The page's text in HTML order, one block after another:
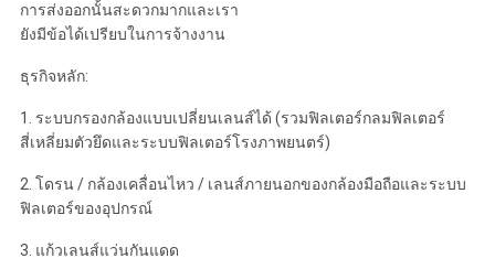
การส่งออกนั้นสะดวกมากและเรา
ยังมีข้อได้เปรียบในการจ้างงาน
ธุรกิจหลัก:
1. ระบบกรองกล้องแบบเปลี่ยนเลนส์ได้ (รวมฟิลเตอร์กลมฟิลเตอร์
สี่เหลี่ยมตัวยึดและระบบฟิลเตอร์โรงภาพยนตร์)
2. โดรน / กล้องเคลื่อนไหว / เลนส์ภายนอกของกล้องมือถือและระบบ
ฟิลเตอร์ของอุปกรณ์
3. แก้วเลนส์แว่นกันแดด